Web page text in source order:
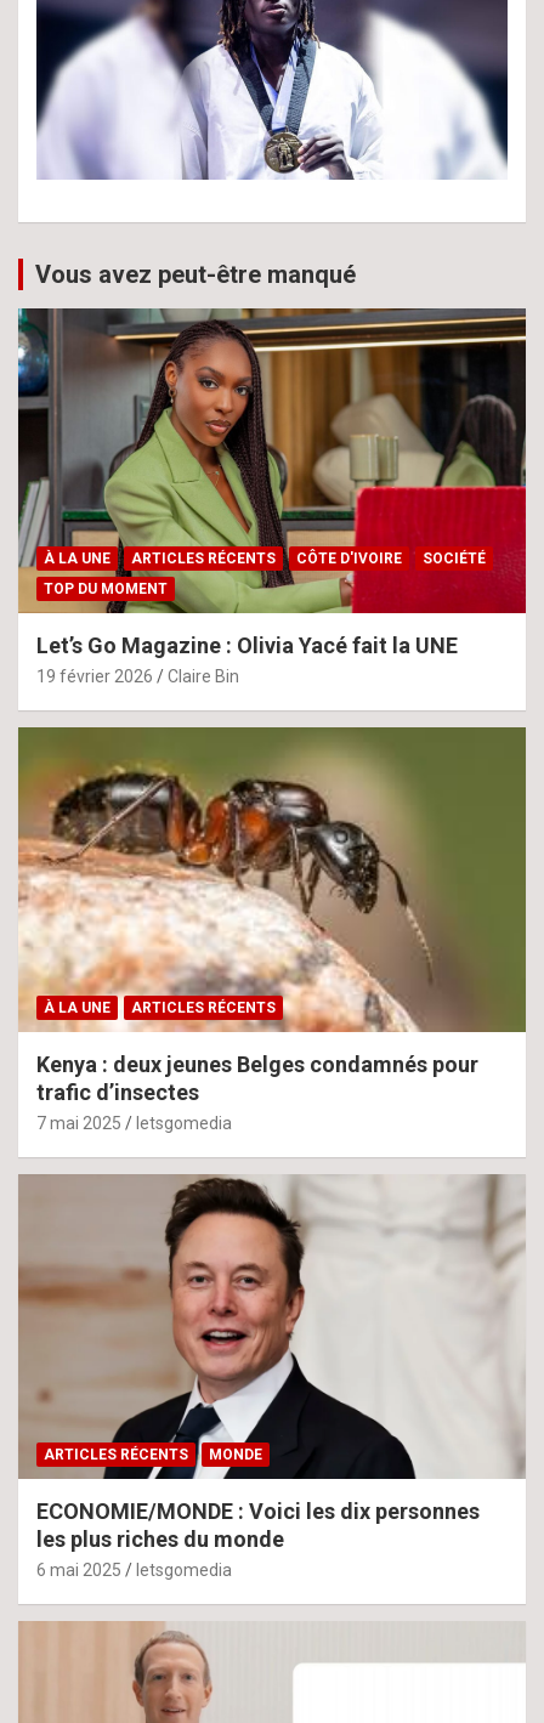
Vous avez peut-être manqué
À LA UNE ARTICLES RÉCENTS CÔTE D'IVOIRE
SOCIÉTÉ
TOP DU MOMENT
Let’s Go Magazine : Olivia Yacé fait la UNE
19 février 2026 Claire Bin
À LA UNE ARTICLES RÉCENTS
Kenya : deux jeunes Belges condamnés pour
trafic d’insectes
7 mai 2025 letsgomedia
ARTICLES RÉCENTS MONDE
ECONOMIE/MONDE : Voici les dix personnes
les plus riches du monde
6 mai 2025 letsgomedia